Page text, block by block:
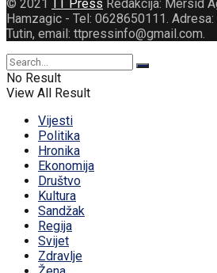
© 2021 TT Press Redakcija: Mersid
Hamzagic - Tel: 0628650111.
Tutin, email: ttpressinfo@gmail.com.
No Result
View All Result
Vijesti
Politika
Hronika
Ekonomija
Društvo
Kultura
Sandžak
Regija
Svijet
Zdravlje